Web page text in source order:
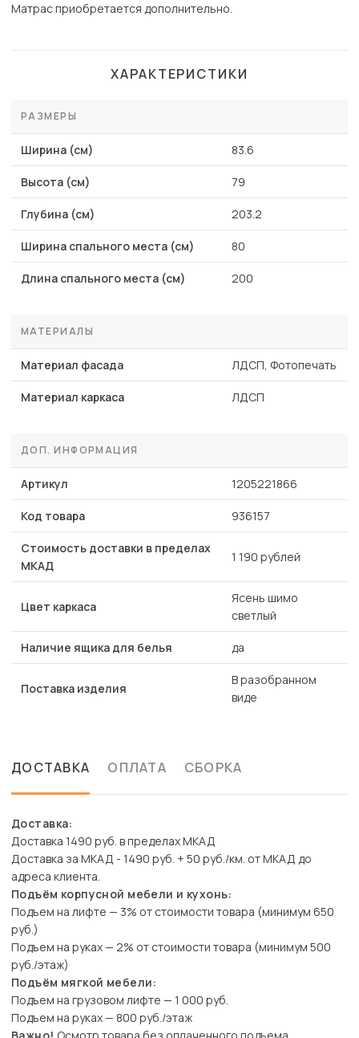
Матрас приобретается дополнительно.
ХАРАКТЕРИСТИКИ
РАЗМЕРЫ
Ширина (см) 83.6
Высота (см) 79
Глубина (см) 203.2
Ширина спального места (см) 80
Длина спального места (см) 200
МАТЕРИАЛЫ
Материал фасада ЛДСП, Фотопечать
Материал каркаса ЛДСП
ДОП. ИНФОРМАЦИЯ
Артикул 1205221866
Код товара 936157
Стоимость доставки в пределах
МКАД
1 190 рублей
Цвет каркаса
Ясень шимо
светлый
Наличие ящика для белья да
Поставка изделия
В разобранном
виде
ДОСТАВКА ОПЛАТА СБОРКА
Доставка:
Доставка 1490 руб. в пределах МКАД
Доставка за МКАД - 1490 руб. + 50 руб./км. от МКАД до
адреса клиента.
Подъём корпусной мебели и кухонь:
Подъем на лифте — 3% от стоимости товара (минимум 650
руб.)
Подъем на руках — 2% от стоимости товара (минимум 500
руб./этаж)
Подъём мягкой мебели:
Подъем на грузовом лифте — 1 000 руб.
Подъем на руках — 800 руб./этаж